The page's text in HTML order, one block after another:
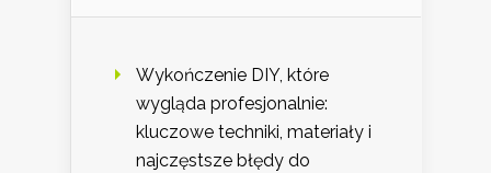
Wykończenie DIY, które
wygląda profesjonalnie:
kluczowe techniki, materiały i
najczęstsze błędy do